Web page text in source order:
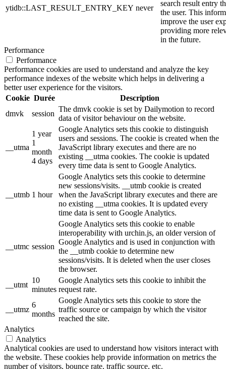
ytidb::LAST_RESULT_ENTRY_KEY never
search result entry
the user. This
improve the user
providing more
in the future.
Performance
Performance
Performance cookies are used to understand and analyze the key
performance indexes of the website which helps in delivering a
better user experience for the visitors.
Cookie Durée
Description
dmvk
session
The dmvk cookie is set by Dailymotion to record
data of visitor behaviour on the website.
__utma
1 year
1
month
4 days
Google Analytics sets this cookie to distinguish
users and sessions. The cookie is created when the
JavaScript library executes and there are no
existing __utma cookies. The cookie is updated
every time data is sent to Google Analytics.
__utmb 1 hour
Google Analytics sets this cookie to determine
new sessions/visits. __utmb cookie is created
when the JavaScript library executes and there are
no existing __utma cookies. It is updated every
time data is sent to Google Analytics.
__utmc session
Google Analytics sets this cookie to enable
interoperability with urchin.js, an older version of
Google Analytics and is used in conjunction with
the __utmb cookie to determine new
sessions/visits. It is deleted when the user closes
the browser.
__utmt
10
minutes
Google Analytics sets this cookie to inhibit the
request rate.
__utmz
6
months
Google Analytics sets this cookie to store the
traffic source or campaign by which the visitor
reached the site.
Analytics
Analytics
Analytical cookies are used to understand how visitors interact with
the website. These cookies help provide information on metrics the
number of visitors, bounce rate, traffic source, etc.